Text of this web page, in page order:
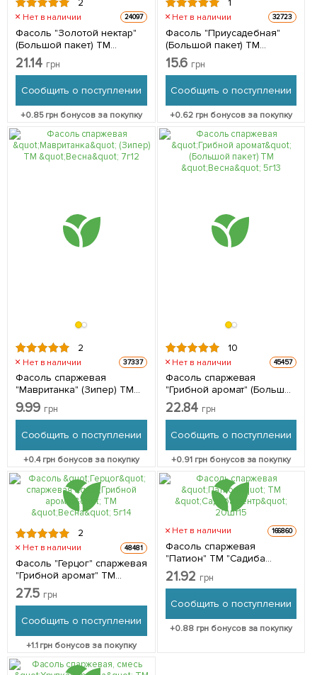
Нет в наличии 24097
Фасоль "Золотой нектар"
(Большой пакет) ТМ
"Весна" 5г
21.14 грн
Сообщить о поступлении
+0.85грн бонусов за покупку
Нет в наличии 32723
Фасоль "Приусадебная"
(Большой пакет) ТМ
"Весна" 8г
15.6 грн
Сообщить о поступлении
+0.62 грн бонусов за покупку
2
Нет в наличии 37337
Фасоль спаржевая
"Мавританка" (Зипер) ТМ
"Весна" 7г
9.99 грн
Сообщить о поступлении
+0.4грн бонусов за покупку
10
Нет в наличии 45457
Фасоль спаржевая
"Грибной аромат" (Большой
пакет) ТМ "Весна" 5г
22.84 грн
Сообщить о поступлении
+0.91грн бонусов за покупку
2
Нет в наличии 48481
Фасоль "Герцог" спаржевая
"Грибной аромат" ТМ
"Весна" 5г
27.5 грн
Сообщить о поступлении
+1.1грн бонусов за покупку
Нет в наличии 166860
Фасоль спаржевая
"Патион" ТМ "Садиба
центр" 20шт
21.92 грн
Сообщить о поступлении
+0.88грн бонусов за покупку